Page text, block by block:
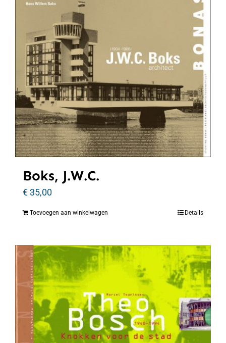
Boks, J.W.C.
€35,00
Toevoegen aan winkelwagen Details